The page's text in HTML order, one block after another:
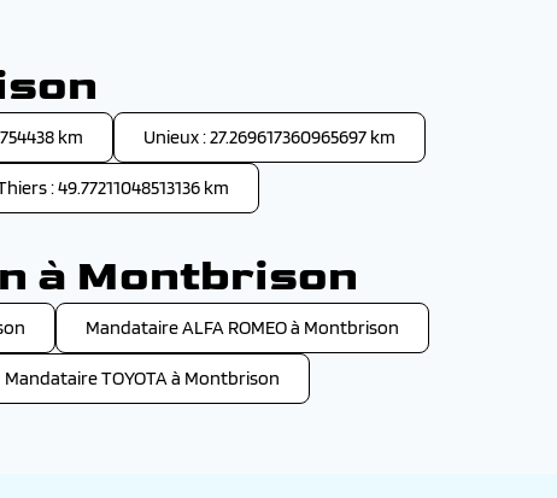
km Unieux : 27.269617360965697 km
: 49.77211048513136 km
à Montbrison
Mandataire ALFA ROMEO à Montbrison
Mandataire TOYOTA à Montbrison